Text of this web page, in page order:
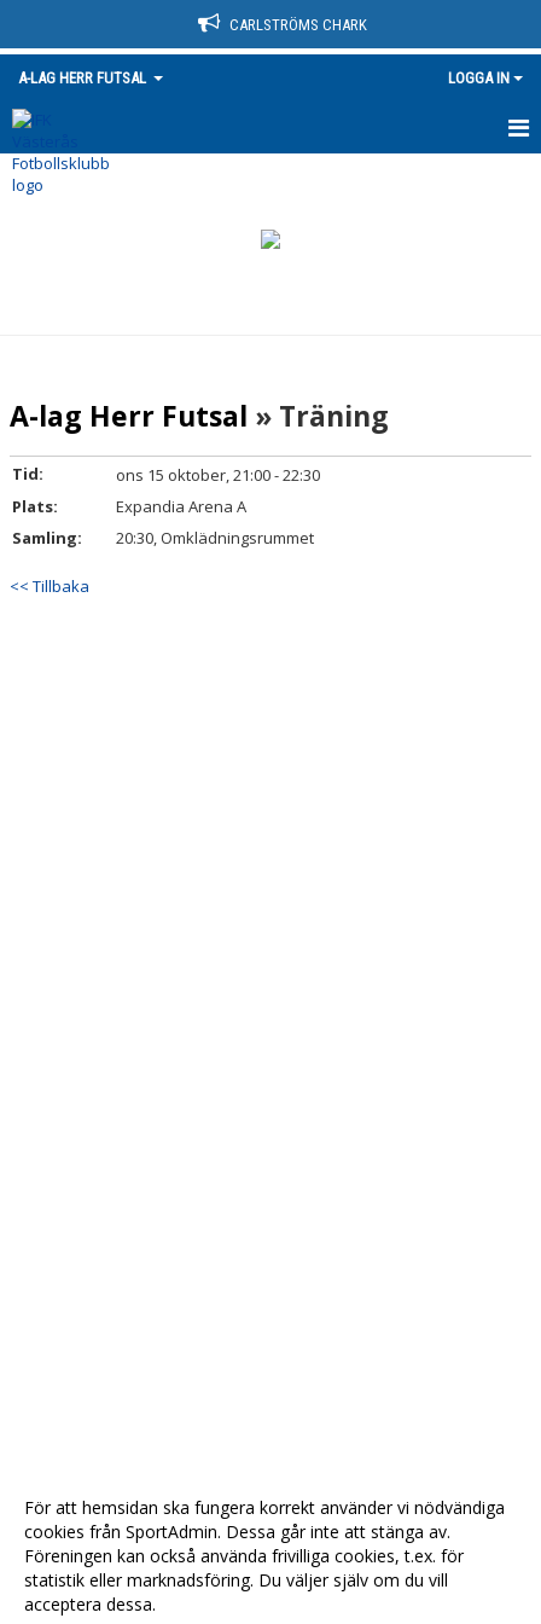
CARLSTRÖMS CHARK
A-LAG HERR FUTSAL LOGGA IN
HEM
BILDGALLERI
KONTAKT
A-lag Herr Futsal » Träning
Tid:
ons 15 oktober, 21:00 - 22:30
Plats:
Expandia Arena A
Samling:
20:30, Omklädningsrummet
<< Tillbaka
För att hemsidan ska fungera korrekt använder vi nödvändiga
cookies från SportAdmin. Dessa går inte att stänga av.
Föreningen kan också använda frivilliga cookies, t.ex. för
statistik eller marknadsföring. Du väljer själv om du vill
acceptera dessa.